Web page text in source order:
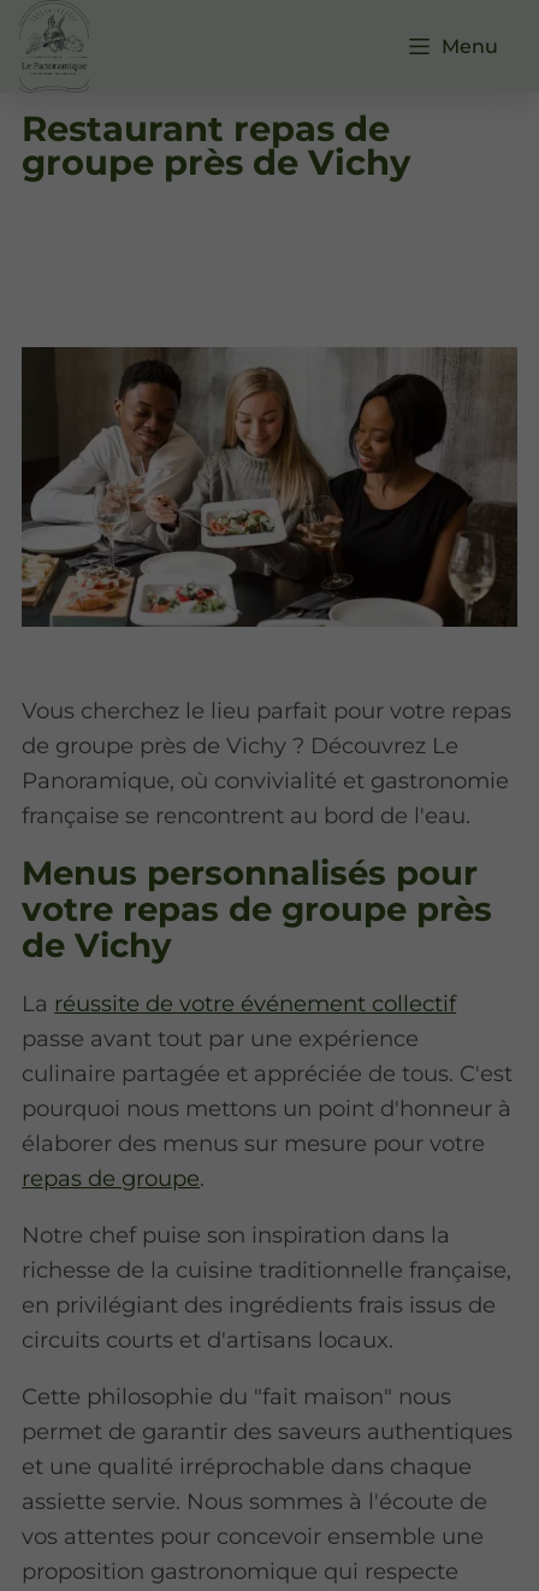
Menu
Restaurant repas de
groupe près de Vichy
Vous cherchez le lieu parfait pour votre repas
de groupe près de Vichy ? Découvrez Le
Panoramique, où convivialité et gastronomie
française se rencontrent au bord de l'eau.
Menus personnalisés pour
votre repas de groupe près
de Vichy
La réussite de votre événement collectif
passe avant tout par une expérience
culinaire partagée et appréciée de tous. C'est
pourquoi nous mettons un point d'honneur à
élaborer des menus sur mesure pour votre
repas de groupe.
Notre chef puise son inspiration dans la
richesse de la cuisine traditionnelle française,
en privilégiant des ingrédients frais issus de
circuits courts et d'artisans locaux.
Cette philosophie du "fait maison" nous
permet de garantir des saveurs authentiques
et une qualité irréprochable dans chaque
assiette servie. Nous sommes à l'écoute de
vos attentes pour concevoir ensemble une
proposition gastronomique qui respecte